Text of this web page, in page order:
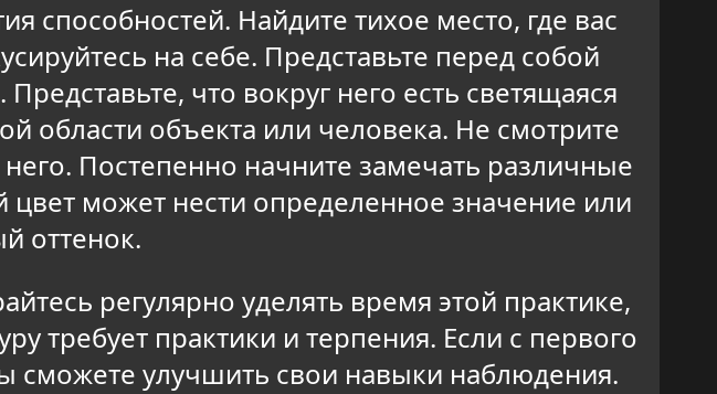
способностей. Найдите тихое место, где вас
на себе. Представьте перед собой
что вокруг него есть светящаяся
области объекта или человека. Не смотрите
Постепенно начните замечать различные
цвет может нести определенное значение или
оттенок.
регулярно уделять время этой практике,
требует практики и терпения. Если с первого
сможете улучшить свои навыки наблюдения.